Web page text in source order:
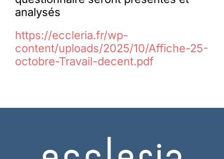
analysés
https://eccleria.fr/wp-
content/uploads/2025/10/Affiche-25-
octobre-Travail-decent.pdf